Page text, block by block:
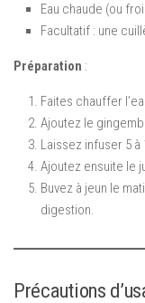
Eau chaude (ou
Facultatif : une
Préparation :
Faites chauffer
Ajoutez le
Laissez infuser 5 à
Ajoutez ensuite le
Buvez à jeun le
digestion.
Précautions